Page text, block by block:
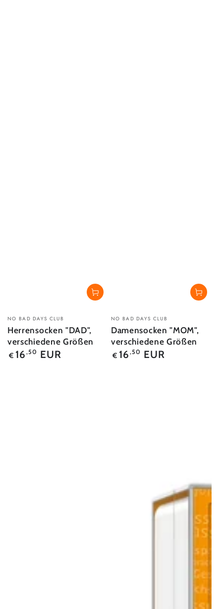
Verkäufer/in:
NO BAD DAYS CLUB
Herrensocken "DAD",
verschiedene Größen
Regulärer
Preis
€ 16 ,50 EUR
Verkäufer/in:
NO BAD DAYS CLUB
Damensocken "MOM",
verschiedene Größen
Regulärer
Preis
€ 16 ,50 EUR